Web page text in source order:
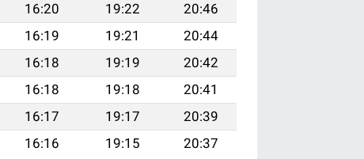
16:20 19:22
20:46
16:19 19:21
20:44
16:18 19:19
20:42
16:18 19:18
20:41
16:17 19:17
20:39
16:16 19:15 20:37